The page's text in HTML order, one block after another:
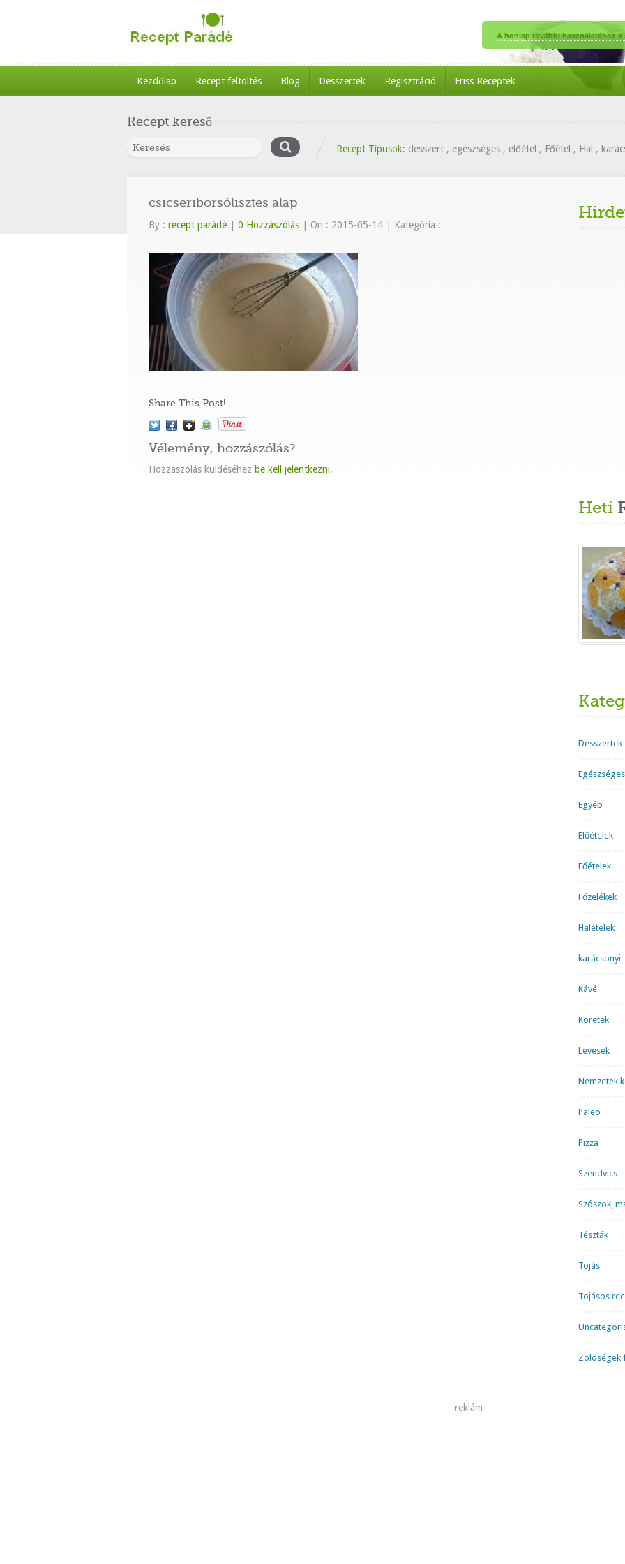
Kezdőlap Recept feltöltés Blog Desszertek Regisztráció Friss Receptek
Recept kereső
Recept Típusok: desszert , egészséges , előétel , Főétel , Hal ,
csicseriborsólisztes alap
By : recept parádé 0 Hozzászólás On : 2015-05-14 Kategória :
Share This Post!
Vélemény, hozzászólás?
Hozzászólás küldéséhez be kell jelentkezni.
Heti
Desszertek
Egészséges
Egyéb
Előételek
Főételek
Főzelékek
Halételek
karácsonyi
Kávé
Köretek
Levesek
Nemzetek
Paleo
Pizza
Szendvics
Szószok,
Tészták
Tojás
Tojásos
Zöldségek
reklám
A honlap további használatához